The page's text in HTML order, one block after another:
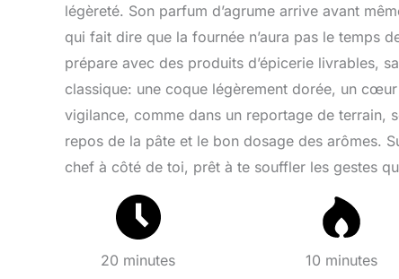
légèreté. Son parfum d’agrume arrive avant
qui fait dire que la fournée n’aura pas le temps
prépare avec des produits d’épicerie livrables,
classique: une coque légèrement dorée, un
vigilance, comme dans un reportage de terrain,
repos de la pâte et le bon dosage des arômes.
chef à côté de toi, prêt à te souffler les gestes
20 minutes 10 minutes